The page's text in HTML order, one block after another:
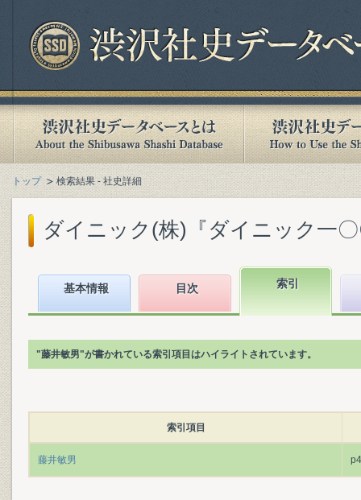
トップ 検索結果 - 社史詳細
ダイニック(株)『ダイニック一
基本情報 目次 索引
"藤井敏男"が書かれている索引項目はハイライトされています。
索引項目
藤井敏男